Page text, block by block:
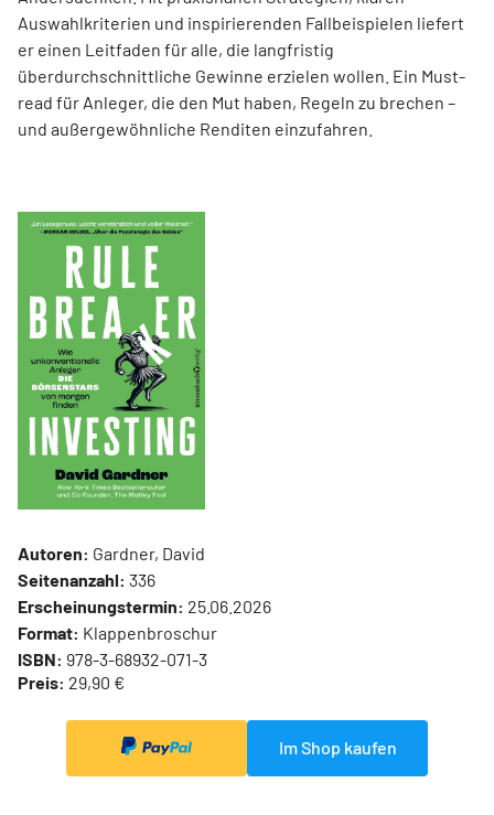
Auswahlkriterien und inspirierenden Fallbeispielen liefert
er einen Leit­faden für alle, die langfristig
überdurchschnittliche Gewinne erzielen wollen. Ein Must-
read für Anleger, die den Mut haben, Regeln zu brechen –
und außergewöhnliche Renditen einzufahren.
Autoren: Gardner, David
Seitenanzahl: 336
Erscheinungstermin: 25.06.2026
Format: Klappenbroschur
ISBN: 978-3-68932-071-3
Preis: 29,90 €
Im Shop kaufen